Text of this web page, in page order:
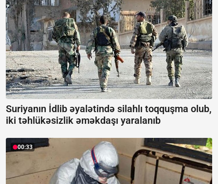
Suriyanın İdlib əyalətində silahlı toqquşma olub,
iki təhlükəsizlik əməkdaşı yaralanıb
00:33